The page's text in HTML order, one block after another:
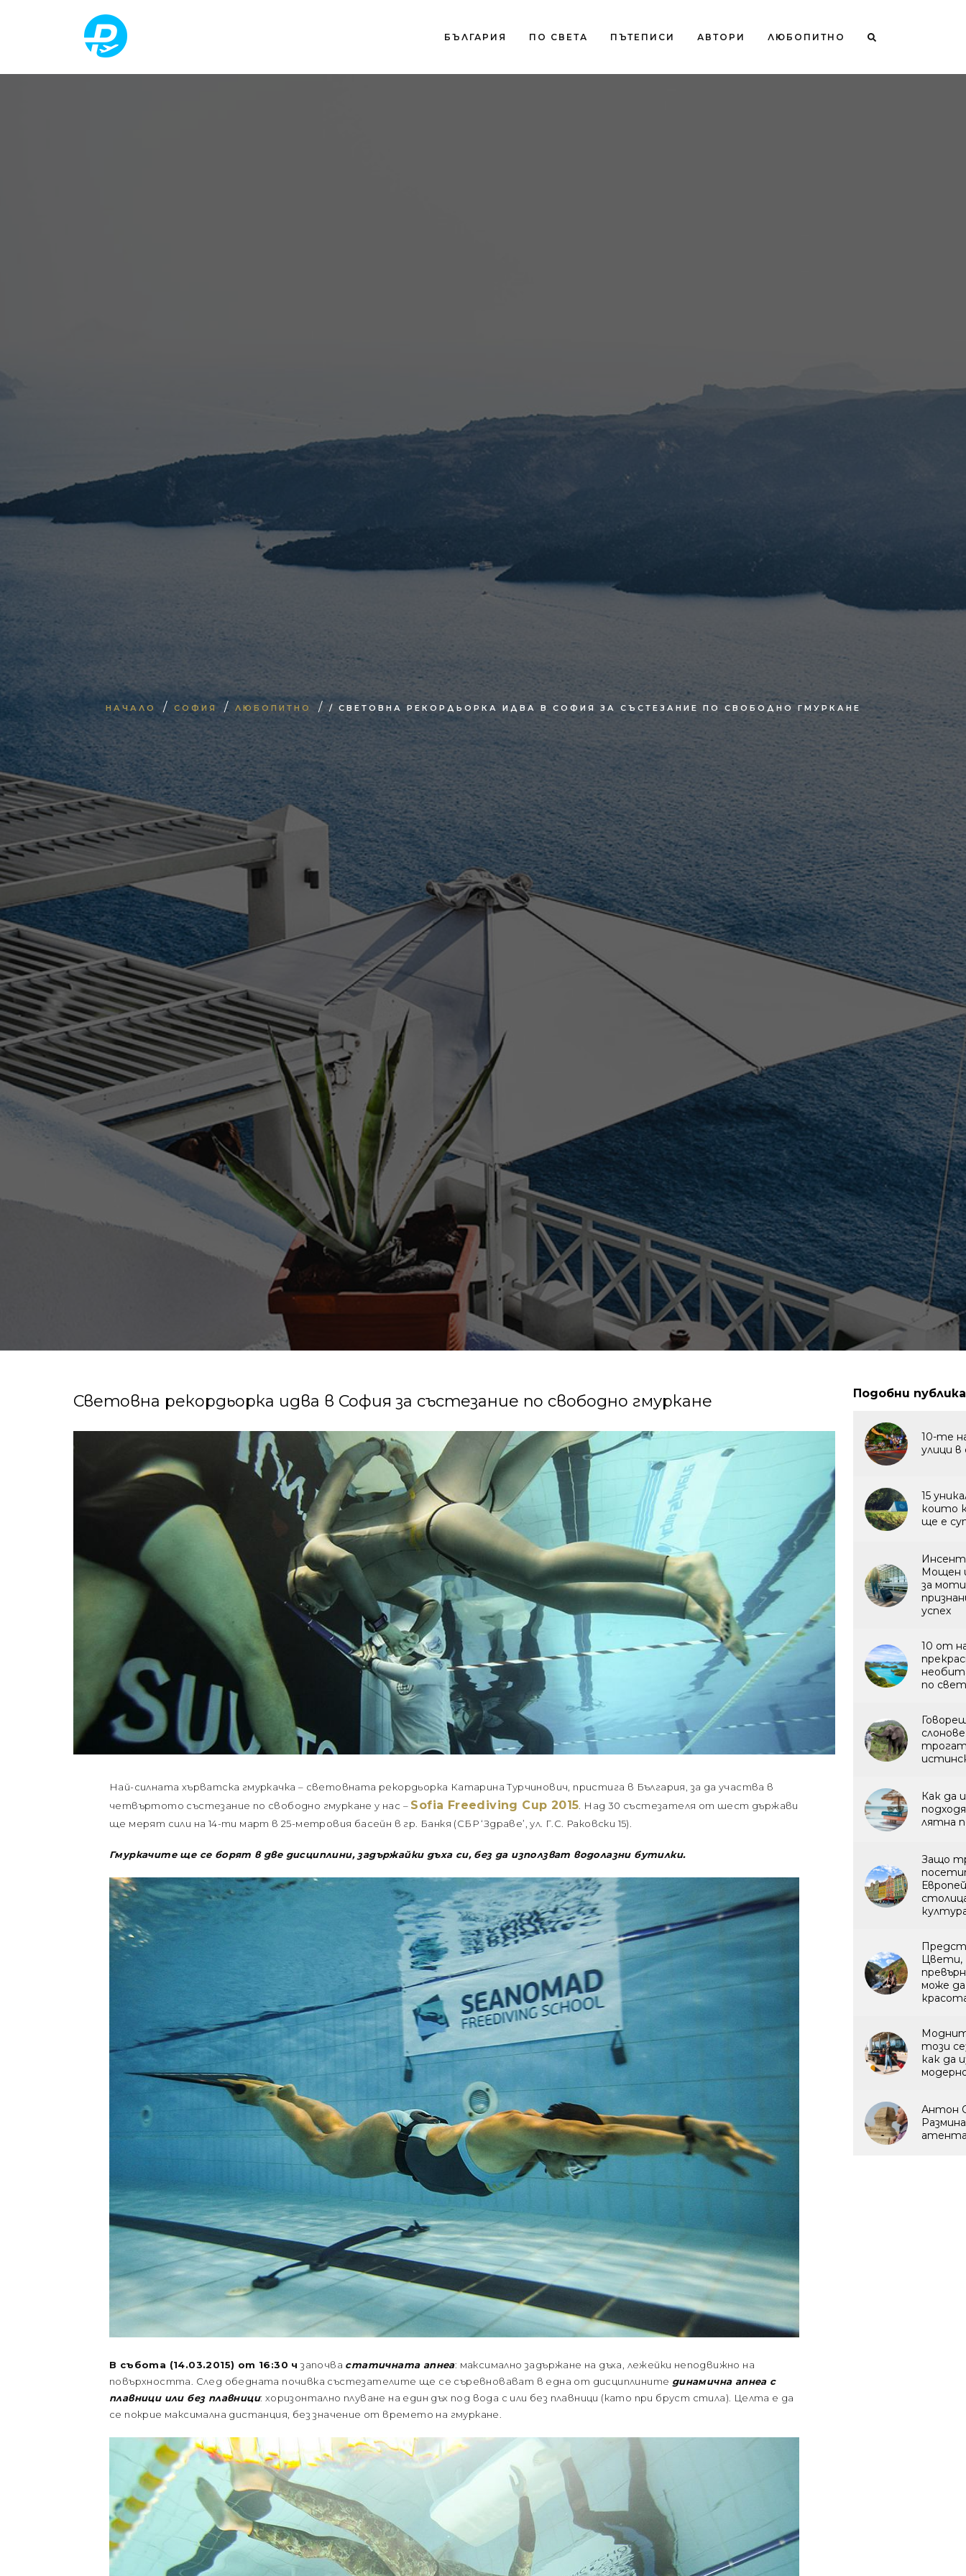
БЪЛГАРИЯ ПО СВЕТА ПЪТЕПИСИ АВТОРИ ЛЮБОПИТНО
НАЧАЛО / СОФИЯ / ЛЮБОПИТНО / / СВЕТОВНА РЕКОРДЬОРКА ИДВА В СОФИЯ ЗА СЪСТЕЗАНИЕ ПО СВОБОДНО ГМУРКАНЕ
Световна рекордьорка идва в София за състезание по свободно гмуркане
Най-силната хърватска гмуркачка – световната рекордьорка Катарина Турчинович, пристига в България, за да участва в
четвъртото състезание по свободно гмуркане у нас – Sofia Freediving Cup 2015 . Над 30 състезателя от шест държави
ще мерят сили на 14-ти март в 25-метровия басейн в гр. Банкя (СБР ‘Здраве’, ул. Г.С. Раковски 15).
Гмуркачите ще се борят в две дисциплини, задържайки дъха си, без да използват водолазни бутилки.
В събота (14.03.2015) от 16:30 ч започва статичната апнеа: максимално задържане на дъха, лежейки неподвижно на
повърхността. След обедната почивка състезателите ще се съревновават в една от дисциплините динамична апнеа с
плавници или без плавници: хоризонтално плуване на един дъх под вода с или без плавници (като при бруст стила). Целта е да
се покрие максимална дистанция, без значение от времето на гмуркане.
Подобни
10-те
улици
15
които
ще е
Мощен
за
успех
10 от
по
Как да
лятна
Защо
Цвети,
може
този
как да
Антон